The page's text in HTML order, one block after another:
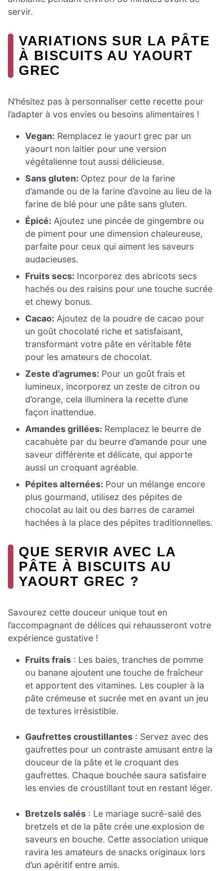
servir.
VARIATIONS SUR LA PÂTE
À BISCUITS AU YAOURT
GREC
N’hésitez pas à personnaliser cette recette pour
l’adapter à vos envies ou besoins alimentaires !
Vegan: Remplacez le yaourt grec par un
yaourt non laitier pour une version
végétalienne tout aussi délicieuse.
Sans gluten: Optez pour de la farine
d’amande ou de la farine d’avoine au lieu de la
farine de blé pour une pâte sans gluten.
Épicé: Ajoutez une pincée de gingembre ou
de piment pour une dimension chaleureuse,
parfaite pour ceux qui aiment les saveurs
audacieuses.
Fruits secs: Incorporez des abricots secs
hachés ou des raisins pour une touche sucrée
et chewy bonus.
Cacao: Ajoutez de la poudre de cacao pour
un goût chocolaté riche et satisfaisant,
transformant votre pâte en véritable fête
pour les amateurs de chocolat.
Zeste d’agrumes: Pour un goût frais et
lumineux, incorporez un zeste de citron ou
d’orange, cela illuminera la recette d’une
façon inattendue.
Amandes grillées: Remplacez le beurre de
cacahuète par du beurre d’amande pour une
saveur différente et délicate, qui apporte
aussi un croquant agréable.
Pépites alternées: Pour un mélange encore
plus gourmand, utilisez des pépites de
chocolat au lait ou des barres de caramel
hachées à la place des pépites traditionnelles.
QUE SERVIR AVEC LA
PÂTE À BISCUITS AU
YAOURT GREC ?
Savourez cette douceur unique tout en
l’accompagnant de délices qui rehausseront votre
expérience gustative !
Fruits frais : Les baies, tranches de pomme
ou banane ajoutent une touche de fraîcheur
et apportent des vitamines. Les coupler à la
pâte crémeuse et sucrée met en avant un jeu
de textures irrésistible.
Gaufrettes croustillantes : Servez avec des
gaufrettes pour un contraste amusant entre la
douceur de la pâte et le croquant des
gaufrettes. Chaque bouchée saura satisfaire
les envies de croustillant tout en restant léger.
Bretzels salés : Le mariage sucré-salé des
bretzels et de la pâte crée une explosion de
saveurs en bouche. Cette association unique
ravira les amateurs de snacks originaux lors
d’un apéritif entre amis.